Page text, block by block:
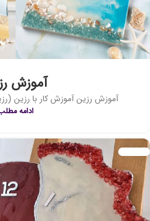
آموزش
آموزش رزین آموزش کار با رزین
ادامه